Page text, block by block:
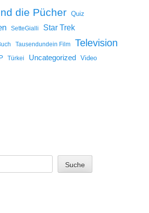
die Pücher Quiz
SetteGialli Star Trek
Tausendundein Film Television
Türkei Uncategorized Video
Suche